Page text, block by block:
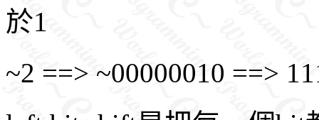
於1
~2 ==> ~00000010 ==>